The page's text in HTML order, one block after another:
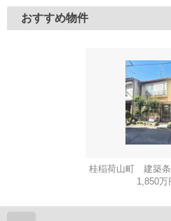
おすすめ物件
桂稲荷山町 建築条
1,850万